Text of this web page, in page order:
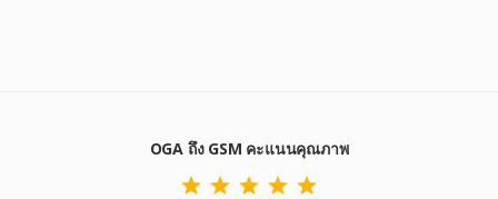
OGA ถึง GSM คะแนนคุณภาพ